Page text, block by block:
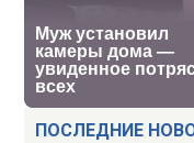
ПОСЛЕДНИЕ